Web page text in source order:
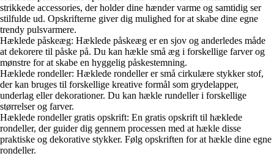
strikkede accessories, der holder dine hænder varme og samtidig ser
stilfulde ud. Opskrifterne giver dig mulighed for at skabe dine egne
trendy pulsvarmere.
Hæklede påskeæg: Hæklede påskeæg er en sjov og anderledes måde
at dekorere til påske på. Du kan hækle små æg i forskellige farver og
mønstre for at skabe en hyggelig påskestemning.
Hæklede rondeller: Hæklede rondeller er små cirkulære stykker stof,
der kan bruges til forskellige kreative formål som grydelapper,
underlag eller dekorationer. Du kan hækle rundeller i forskellige
størrelser og farver.
Hæklede rondeller gratis opskrift: En gratis opskrift til hæklede
rondeller, der guider dig gennem processen med at hækle disse
praktiske og dekorative stykker. Følg opskriften for at hækle dine egne
rondeller.